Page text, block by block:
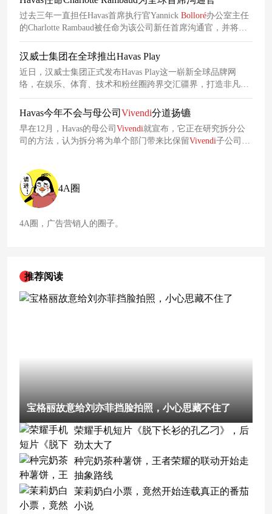
过去三年一直担任Havas首席执行官Yannick Bolloré办公室主任
的Charlotte Rambaud被任命为该公司新任首席沟通官，并将成
为执行委员会成员，立即生效。
汉威士集团在全球推出Havas Play
近日，汉威士集团正式发布Havas Play这一崭新全球品牌网
络，在娱乐、体育、技术和粉丝圈跨界交汇疆界，打造非凡意
义的体验，赢得消费者关注并创造持久商业影响。
Havas今年不会与母公司 Vivendi分道扬镳
早在12月，Havas的母公司 Vivendi就宣布，它正在研究拆分公
司的方法，认为拆分将为单个部门带来比保留Vivendi子公司更
次成为独立的上市公司。现在，该公司提出了对
“部分拆分”的想法。但母公司
持“原样”，仍在公开交易，“保持其支持子公司转型和扩张的作
4A圈
4A圈，广告营销人的圈子。
推荐阅读
宝格丽故意给刘亦菲挡脸拍照，小心思藏不住了
荣耀手机短片《脱下长衫的孔乙刁》，后
劲太大了
种完奶茶种薯饼，王者荣耀的联动开始走
抽象路线
茉莉奶白小票，竟然开始连载真正的番茄
小说